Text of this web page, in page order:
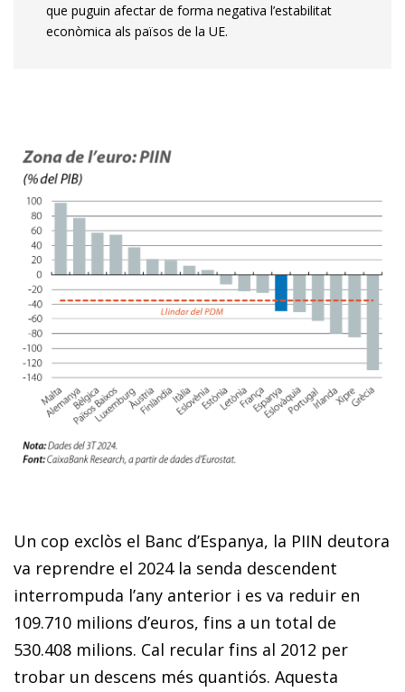
que puguin afectar de forma negativa l’estabilitat
econòmica als països de la UE.
Un cop exclòs el Banc d’Espanya, la PIIN deutora
va reprendre el 2024 la senda descendent
interrompuda l’any anterior i es va reduir en
109.710 milions d’euros, fins a un total de
530.408 milions. Cal recular fins al 2012 per
trobar un descens més quantiós. Aquesta